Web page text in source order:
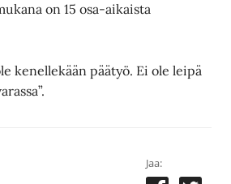
on 15 osa-aikaista
kenellekään päätyö. Ei ole leipä
Jaa: